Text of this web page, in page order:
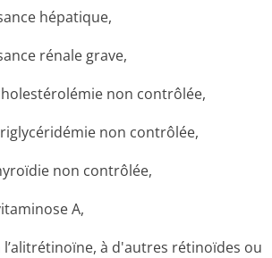
hépatique,
rénale grave,
non contrôlée,
non contrôlée,
non contrôlée,
A,
l’alitrétinoïne, à d'autres rétinoïdes ou